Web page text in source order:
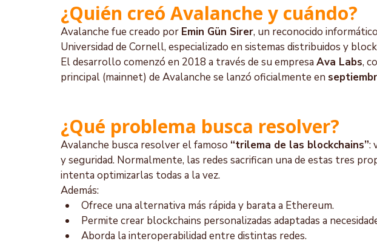
¿Quién creó Avalanche y cuándo?
Avalanche fue creado por Emin Gün Sirer, un reconocido
Universidad de Cornell, especializado en sistemas distribuidos y
El desarrollo comenzó en 2018 a través de su empresa Ava Labs,
principal (mainnet) de Avalanche se lanzó oficialmente en
¿Qué problema busca resolver?
Avalanche busca resolver el famoso “trilema de las blockchains”:
y seguridad. Normalmente, las redes sacrifican una de estas tres
intenta optimizarlas todas a la vez.
Además:
Ofrece una alternativa más rápida y barata a Ethereum.
Permite crear blockchains personalizadas adaptadas a
Aborda la interoperabilidad entre distintas redes.